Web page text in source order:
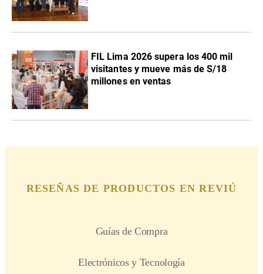
FIL Lima 2026 supera los 400 mil
visitantes y mueve más de S/18
millones en ventas